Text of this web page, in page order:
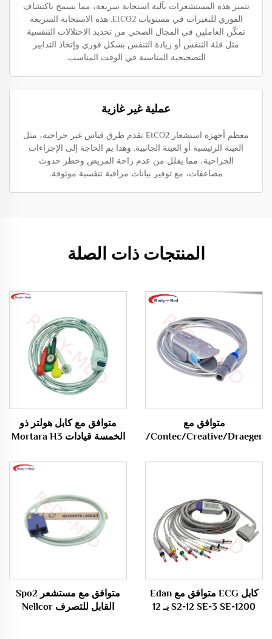
تتميز هذه المستشعرات بآلية استجابة سريعة، مما يسمح باكتشاف
الفوري للتغيرات في مستويات EtCO2. هذه الاستجابة السريعة
تمكّن العاملين في المجال الصحي من تحديد الاختلالات التنفسية
مثل قلة التنفس أو زيادة التنفس بشكل فوري وإتخاذ التدابير
التصحيحية المناسبة في الوقت المناسب.
عملية غير غازية
معظم أجهزة استشعار EtCO2 تقدم طرق قياس غير جراحية، مثل
العينة الرئيسية أو العينة الجانبية. وهذا يم الحاجة إلى الإجراءات
الجراحية، مما يقلل من عدم راحة المريض وخطر حدوث
مضاعفات، مع توفير بيانات مراقبة تنفسية موثوقة.
المنتجات ذات الصلة
متوافق مع
Mindray/Edan/Carewell/Contec/Creative/Draeger
/Edan/Kontron/Sonolife/Venni
متوافق مع كابل هولتر ذو
الخمسة قيادات Mortara H3
كابل ECG متوافق مع Edan
S2-12 SE-3 SE-1200 بـ 12
متوافق مع مستشعر Spo2
القابل للتصرف Nellcor